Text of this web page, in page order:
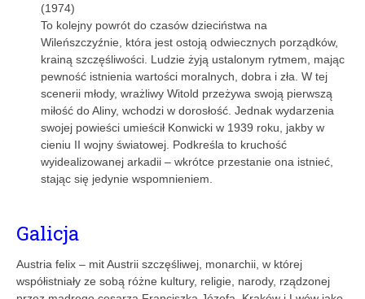
(1974)
To kolejny powrót do czasów dzieciństwa na
Wileńszczyźnie, która jest ostoją odwiecznych porządków,
krainą szczęśliwości. Ludzie żyją ustalonym rytmem, mając
pewność istnienia wartości moralnych, dobra i zła. W tej
scenerii młody, wrażliwy Witold przeżywa swoją pierwszą
miłość do Aliny, wchodzi w dorosłość. Jednak wydarzenia
swojej powieści umieścił Konwicki w 1939 roku, jakby w
cieniu II wojny światowej. Podkreśla to kruchość
wyidealizowanej arkadii – wkrótce przestanie ona istnieć,
stając się jedynie wspomnieniem.
Galicja
Austria felix – mit Austrii szczęśliwej, monarchii, w której
współistniały ze sobą różne kultury, religie, narody, rządzonej